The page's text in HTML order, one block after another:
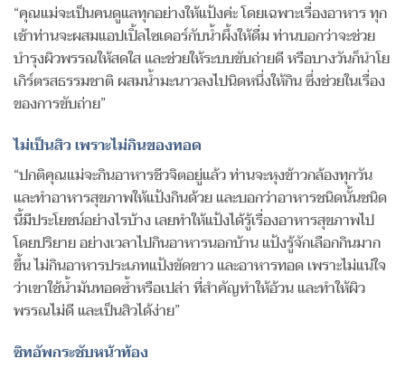
“คุณแม่จะเป็นคนดูแลทุกอย่างให้แป้งค่ะ โดยเฉพาะเรื่องอาหาร ทุก
เช้าท่านจะผสมแอปเปิ้ลไซเดอร์กับน้ำผึ้งให้ดื่ม ท่านบอกว่าจะช่วย
บำรุงผิวพรรณให้สดใส และช่วยให้ระบบขับถ่ายดี หรือบางวันก็นำโย
เกิร์ตรสธรรมชาติ ผสมน้ำมะนาวลงไปนิดหนึ่งให้กิน ซึ่งช่วยในเรื่อง
ของการขับถ่าย”
ไม่เป็นสิว เพราะไม่กินของทอด
“ปกติคุณแม่จะกินอาหารชีวจิตอยู่แล้ว ท่านจะหุงข้าวกล้องทุกวัน
และทำอาหารสุขภาพให้แป้งกินด้วย และบอกว่าอาหารชนิดนั้นชนิด
นี้มีประโยชน์อย่างไรบ้าง เลยทำให้แป้งได้รู้เรื่องอาหารสุขภาพไป
โดยปริยาย อย่างเวลาไปกินอาหารนอกบ้าน แป้งรู้จักเลือกกินมาก
ขึ้น ไม่กินอาหารประเภทแป้งขัดขาว และอาหารทอด เพราะไม่แน่ใจ
ว่าเขาใช้น้ำมันทอดซ้ำหรือเปล่า ที่สำคัญทำให้อ้วน และทำให้ผิว
พรรณไม่ดี และเป็นสิวได้ง่าย”
ซิทอัพกระชับหน้าท้อง